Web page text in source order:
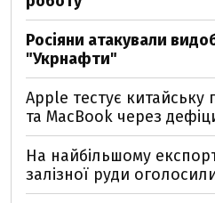
Росіяни атакували
"Укрнафти"
Apple тестує
та MacBook через
На найбільшому
залізної руди